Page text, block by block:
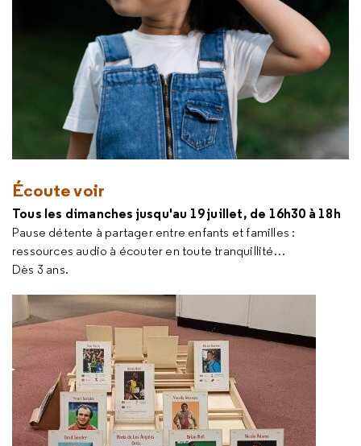
Écoute voir
Tous les dimanches jusqu'au 19 juillet, de 16h30 à 18h
Pause détente à partager entre enfants et familles :
ressources audio à écouter en toute tranquillité…
Dès 3 ans.